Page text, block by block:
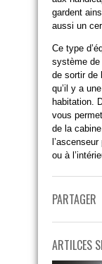
gardent
aussi un
Ce type
système
de sortir de
qu’il y a
habitation.
vous
de la
ou à
PARTAGER
ARTILCES